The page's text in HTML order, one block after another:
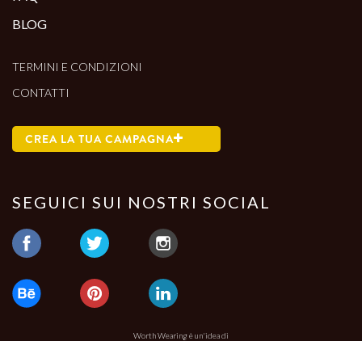
BLOG
TERMINI E CONDIZIONI
CONTATTI
CREA LA TUA CAMPAGNA
SEGUICI SUI NOSTRI SOCIAL
Worth Wearing è un'idea di